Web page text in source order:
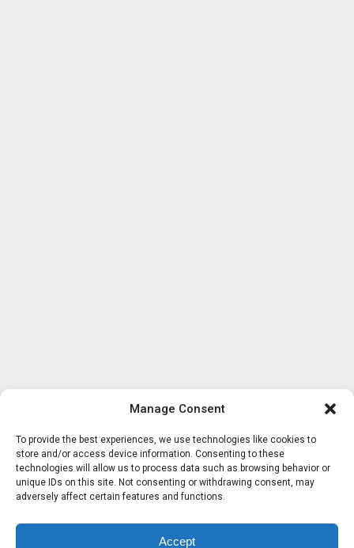
Manage Consent
To provide the best experiences, we use technologies like cookies to
store and/or access device information. Consenting to these
technologies will allow us to process data such as browsing behavior or
unique IDs on this site. Not consenting or withdrawing consent, may
adversely affect certain features and functions.
Accept